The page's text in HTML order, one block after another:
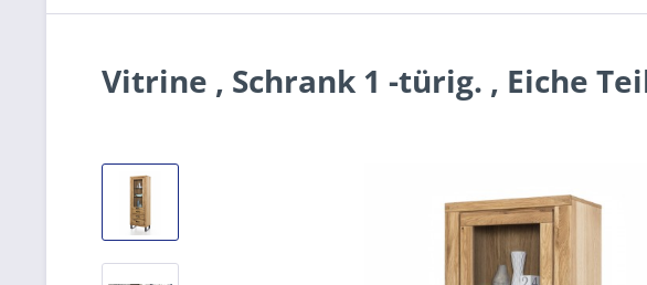
Vitrine , Schrank 1 -türig. , Eiche